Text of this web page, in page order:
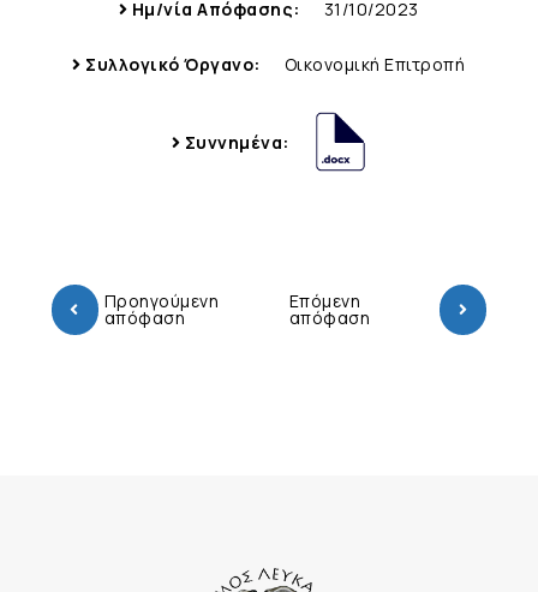
Ημ/νία Απόφασης: 31/10/2023
Συλλογικό Όργανο: Οικονομική Επιτροπή
Συννημένα:
Προηγούμενη
απόφαση
Επόμενη
απόφαση